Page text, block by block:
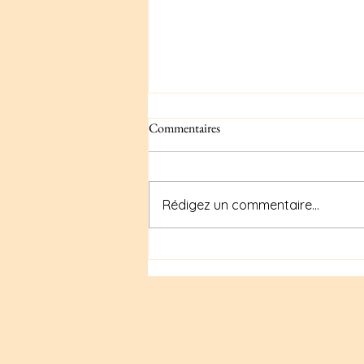
Beyoncé et Sasha Fierce
Commentaires
Rédigez un commentaire...